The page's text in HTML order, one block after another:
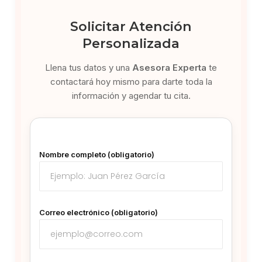
Solicitar Atención
Personalizada
Llena tus datos y una Asesora Experta te
contactará hoy mismo para darte toda la
información y agendar tu cita.
Nombre completo (obligatorio)
Correo electrónico (obligatorio)